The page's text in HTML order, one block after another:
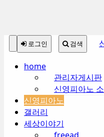
본
문
메
뉴
토
기
로그인 검색
home
관리자게시판
신영피아노
신영피아노
갤러리
세상이야기